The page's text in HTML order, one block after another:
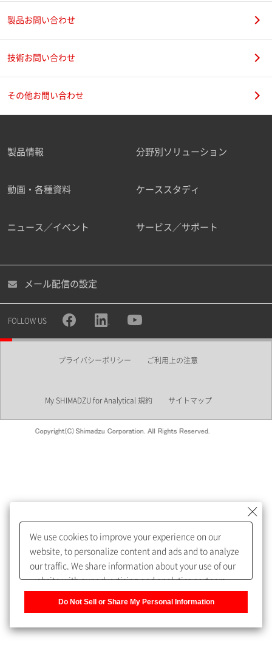
ご勤務先
職種
所属部署
めします。
My SHIMADZU for Analyticalへ登録いただくと、技術情報や
取扱説明書・Webinarなどの閲覧ができます。
うになります。
製品お問い合わせ
技術お問い合わせ
その他お問い合わせ
製品情報 分野別ソリューション
動画・各種資料 ケーススタディ
ニュース／イベント サービス／サポート
メール配信の設定
FOLLOW US
プライバシーポリシー ご利用上の注意
My SHIMADZU for Analytical 規約 サイトマップ
We use cookies to improve your experience on our
website, to personalize content and ads and to analyze
our traffic. We share information about your use of our
website with our advertising and analytics partners,
Do Not Sell or Share My Personal Information